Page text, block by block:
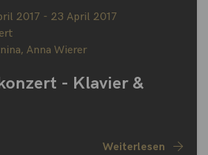
2017 - 23 April 2017
, Anna Wierer
- Klavier &
Weiterlesen